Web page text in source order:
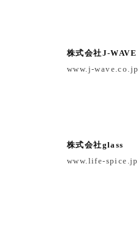
株式会社J-WAVE
www.j-wave.co.jp
株式会社glass
www.life-spice.jp